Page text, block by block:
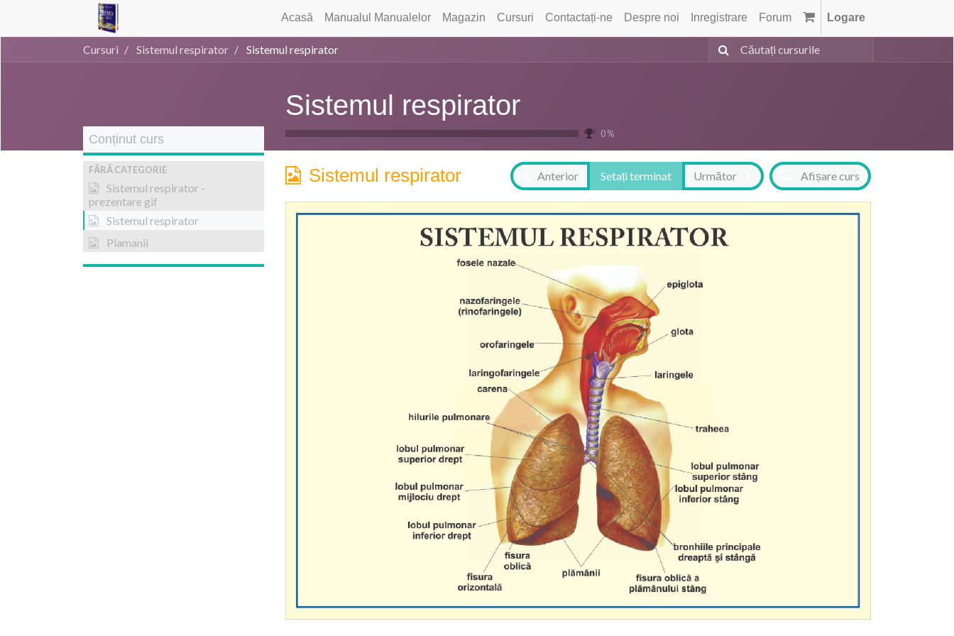
Acasă Manualul Manualelor Magazin Cursuri Contactați-ne Despre noi Inregistrare Forum Logare
Cursuri Sistemul respirator Sistemul respirator
Sistemul respirator
0 %
Conținut curs
FĂRĂ CATEGORIE
Sistemul respirator -
prezentare gif
Sistemul respirator
Plamanii
Sistemul respirator Anterior Setați terminat Următor Afișare curs